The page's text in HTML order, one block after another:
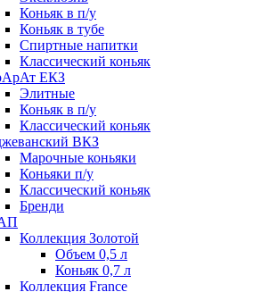
Коньяк в п/у
Коньяк в тубе
Спиртные напитки
Классический коньяк
ЕКЗ
Элитные
Коньяк в п/у
Классический коньяк
ВКЗ
Марочные коньяки
Коньяки п/у
Классический коньяк
Бренди
Коллекция Золотой
Объем 0,5 л
Коньяк 0,7 л
Коллекция France